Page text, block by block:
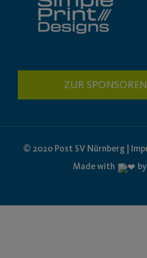
ZUR
© 2020 Post SV Nürnberg |
Made with